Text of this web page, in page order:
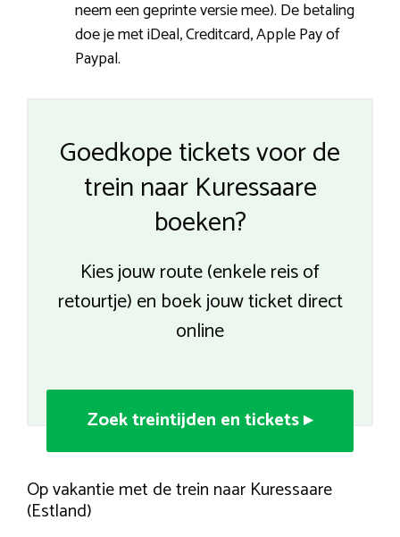
neem een geprinte versie mee). De betaling
doe je met iDeal, Creditcard, Apple Pay of
Paypal.
Goedkope tickets voor de
trein naar Kuressaare
boeken?
Kies jouw route (enkele reis of
retourtje) en boek jouw ticket direct
online
Zoek treintijden en tickets ▸
Op vakantie met de trein naar Kuressaare
(Estland)